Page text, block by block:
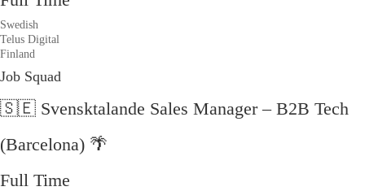
Swedish
Telus Digital
Finland
Job Squad
🇸🇪 Svensktalande Sales Manager – B2B Tech
(Barcelona) 🌴
Full Time